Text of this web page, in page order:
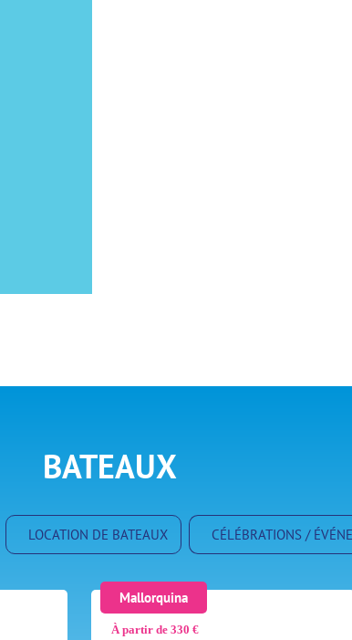
BATEAUX
LOCATION DE BATEAUX CÉLÉBRATIONS /
Mallorquina
À partir de 330 €